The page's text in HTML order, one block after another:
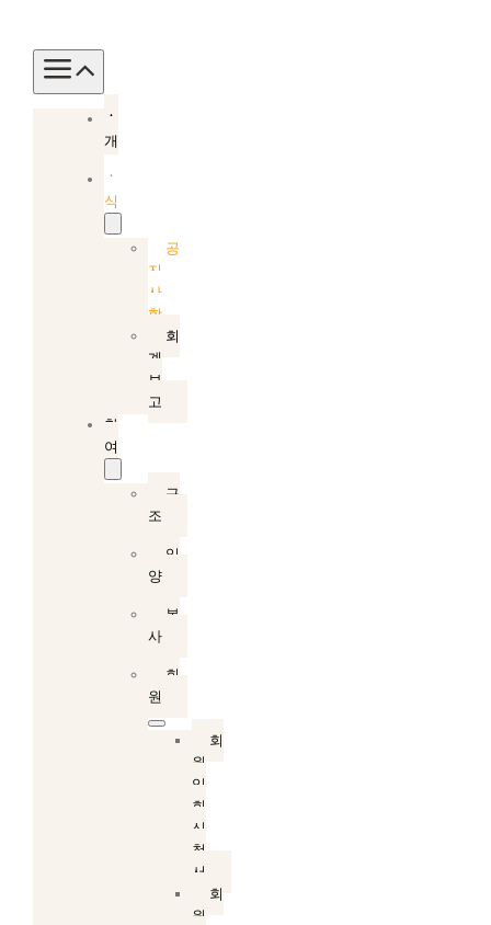
Toggle
Navigation
소
개
소
식
공
지
사
항
회
계
보
고
참
여
구
조
입
양
봉
사
회
원
회
원
입
회
신
청
서
회
원